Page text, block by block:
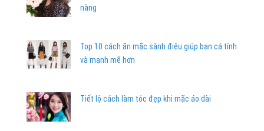
nàng
Top 10 cách ăn mặc sành điệu giúp bạn cá tính
và mạnh mẽ hơn
Tiết lộ cách làm tóc đẹp khi mặc áo dài